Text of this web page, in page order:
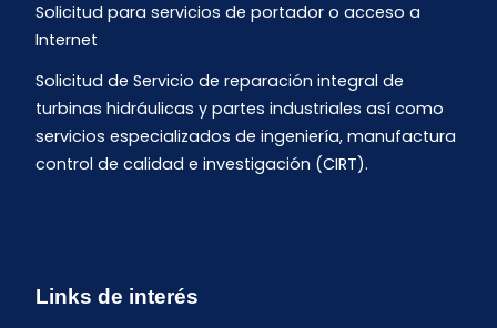
Solicitud para servicios de portador o acceso a
Internet
Solicitud de Servicio de reparación integral de
turbinas hidráulicas y partes industriales así como
servicios especializados de ingeniería, manufactura
control de calidad e investigación (CIRT).
Links de interés